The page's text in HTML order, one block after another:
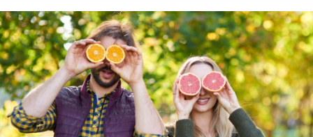
n
i
d
o